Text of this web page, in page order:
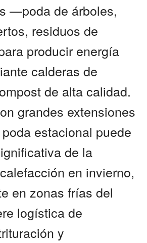
—poda de árboles,
residuos de
producir energía
calderas de
de alta calidad.
grandes extensiones
estacional puede
de la
en invierno,
en zonas frías del
logística de
y